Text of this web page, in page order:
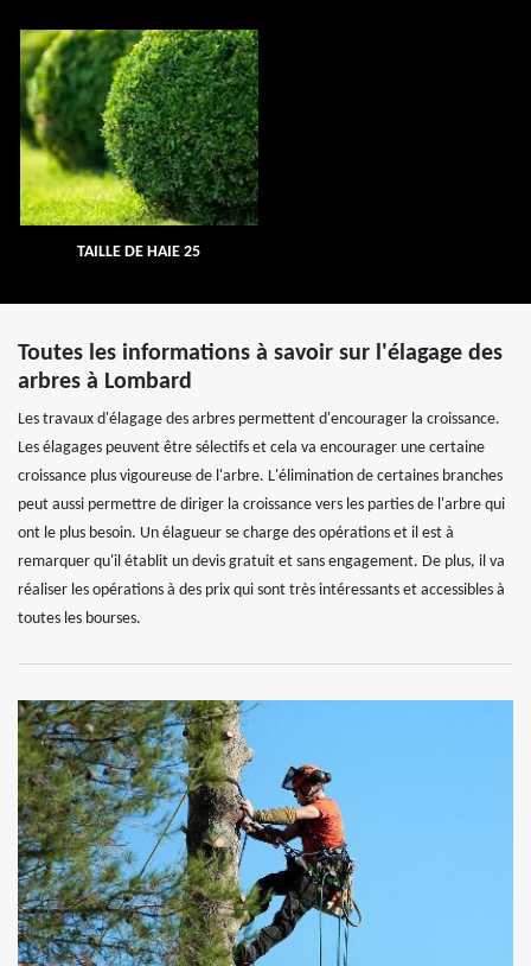
TAILLE DE HAIE 25
Toutes les informations à savoir sur l'élagage des
arbres à Lombard
Les travaux d'élagage des arbres permettent d'encourager la croissance.
Les élagages peuvent être sélectifs et cela va encourager une certaine
croissance plus vigoureuse de l'arbre. L'élimination de certaines branches
peut aussi permettre de diriger la croissance vers les parties de l'arbre qui
ont le plus besoin. Un élagueur se charge des opérations et il est à
remarquer qu'il établit un devis gratuit et sans engagement. De plus, il va
réaliser les opérations à des prix qui sont très intéressants et accessibles à
toutes les bourses.